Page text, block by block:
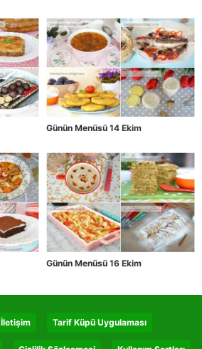
Günün Menüsü 14 Ekim
Günün Menüsü 16 Ekim
İletişim Tarif Küpü Uygulaması